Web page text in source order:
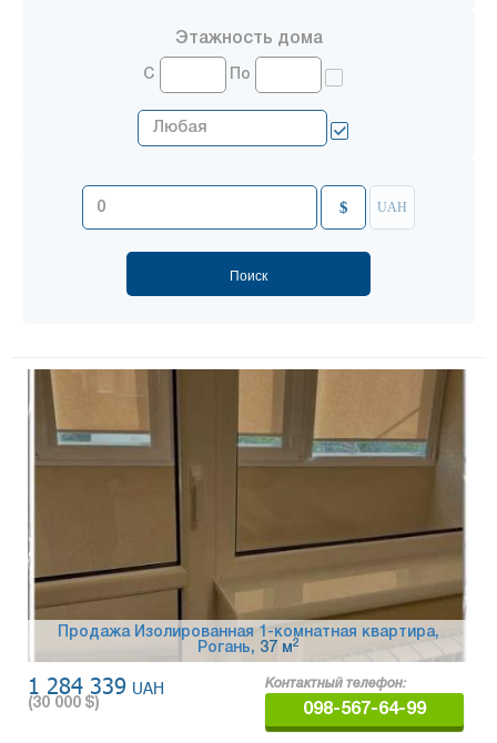
Этажность дома
С По
$ UAH
Продажа Изолированная 1-комнатная квартира,
Рогань, 37 м 2
1 284 339 UAH
(30 000 $)
Контактный телефон:
098-567-64-99